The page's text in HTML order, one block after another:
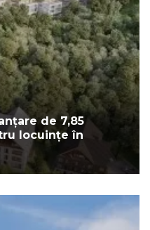
de 7,85
locuințe în